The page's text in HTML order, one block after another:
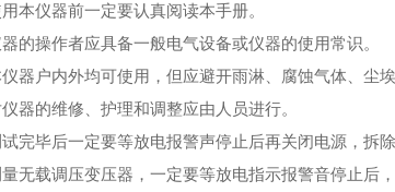
本仪器前一定要认真阅读本手册。
的操作者应具备一般电气设备或仪器的使用常识。
器户内外均可使用，但应避开雨淋、腐蚀气体、尘
器的维修、护理和调整应由人员进行。
完毕后一定要等放电报警声停止后再关闭电源，拆除
无载调压变压器，一定要等放电指示报警音停止后，